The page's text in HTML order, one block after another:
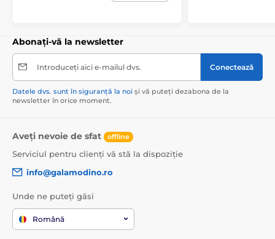
Abonați-vă la newsletter
Introduceți aici e-mailul dvs. Conectează
Datele dvs. sunt în siguranță la noi și vă puteți dezabona de la
newsletter în orice moment.
Aveți nevoie de sfat offline
Serviciul pentru clienți vă stă la dispoziție
info@galamodino.ro
Unde ne puteți găsi
Română